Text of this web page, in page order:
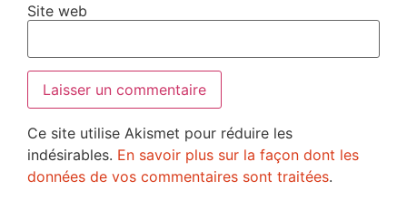
Site web
Ce site utilise Akismet pour réduire les
indésirables. En savoir plus sur la façon dont les
données de vos commentaires sont traitées.